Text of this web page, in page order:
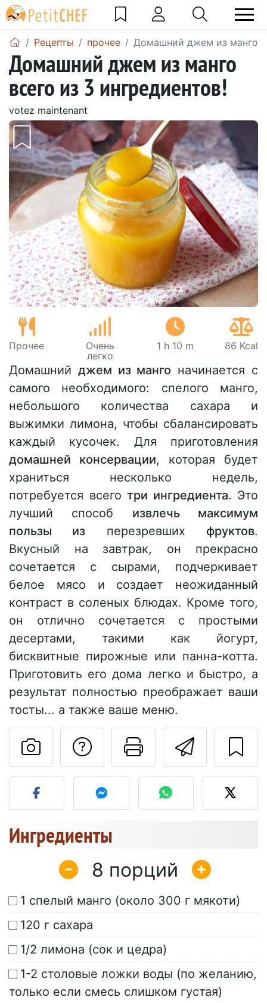
Pецепты прочее Домашний джем из манго
Домашний джем из манго
всего из 3 ингредиентов!
votez maintenant
Предыдущий
Прочее
Очень
легко
1 h 10 m 86 Kcal
Домашний джем из манго начинается с
самого необходимого: спелого манго,
небольшого количества сахара и
выжимки лимона, чтобы сбалансировать
каждый кусочек. Для приготовления
домашней консервации, которая будет
храниться несколько недель,
потребуется всего три ингредиента. Это
лучший способ извлечь максимум
пользы из перезревших фруктов.
Вкусный на завтрак, он прекрасно
сочетается с сырами, подчеркивает
белое мясо и создает неожиданный
контраст в соленых блюдах. Кроме того,
он отлично сочетается с простыми
десертами, такими как йогурт,
бисквитные пирожные или панна-котта.
Приготовить его дома легко и быстро, а
результат полностью преображает ваши
тосты... а также ваше меню.
Задать вопрос
Разместите фото этого
Ингредиенты
8
1 спелый манго (около 300 г мякоти)
120 г сахара
1/2 лимона (сок и цедра)
1-2 столовые ложки воды (по желанию,
только если смесь слишком густая)